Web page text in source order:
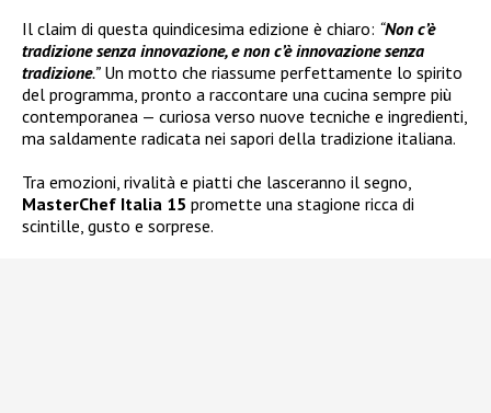
Il claim di questa quindicesima edizione è chiaro: “Non c’è
tradizione senza innovazione, e non c’è innovazione senza
tradizione.”Un motto che riassume perfettamente lo spirito
del programma, pronto a raccontare una cucina sempre più
contemporanea — curiosa verso nuove tecniche e ingredienti,
ma saldamente radicata nei sapori della tradizione italiana.
Tra emozioni, rivalità e piatti che lasceranno il segno,
MasterChef Italia 15 promette una stagione ricca di
scintille, gusto e sorprese.